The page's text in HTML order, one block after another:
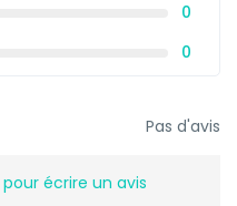
0
0
Pas d'avis
pour écrire un avis